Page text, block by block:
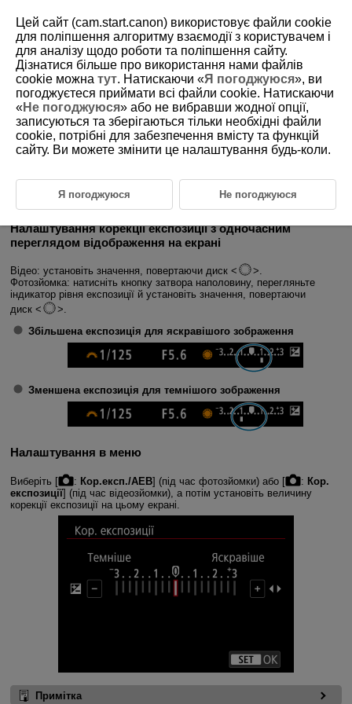
D388-069
Корекція експозиції
Можна встановити додатну чи від’ємну величину корекції експозиції,
щоб зробити зображення світлішими чи темнішими відносно
стандартної експозиції, визначеної камерою.
Фотозйомка: Fv P Tv
Налаштування корекції експозиції з одночасним
переглядом відображення на екрані
Відео: установіть значення, повертаючи диск
.
Фотозйомка: натисніть кнопку затвора наполовину, перегляньте
індикатор рівня експозиції й установіть значення, повертаючи
диск
.
Збільшена експозиція для яскравішого зображення
Зменшена експозиція для темнішого зображення
Налаштування в меню
Виберіть [ : Кор.експ./AEB] (під час фотозйомки) або [ : Кор.
експозиції] (під час відеозйомки), а потім установіть величину
корекції експозиції на цьому екрані.
Примітка
Цей сайт (cam.start.canon) використовує файли cookie
для поліпшення алгоритму взаємодії з користувачем і
для аналізу щодо роботи та поліпшення сайту.
Дізнатися більше про використання нами файлів
cookie можна тут. Натискаючи «Я погоджуюся», ви
погоджуєтеся приймати всі файли cookie. Натискаючи
«Не погоджуюся» або не вибравши жодної опції,
записуються та зберігаються тільки необхідні файли
cookie, потрібні для забезпечення вмісту та функцій
сайту. Ви можете змінити це налаштування будь-коли.
Я погоджуюся Не погоджуюся